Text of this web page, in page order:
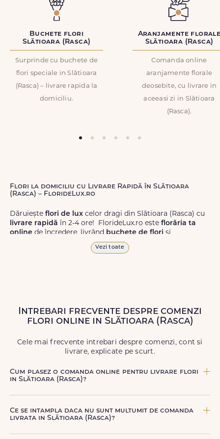
Buchete flori
Slătioara (Rasca)
Surprinde cu buchete de
flori speciale in Slătioara
(Rasca) – livrare rapida la
domiciliu.
Aranjamente
Slătioara (Rasca)
Comanda online
aranjamente florale
deosebite, cu livrare in
aceeasi zi in Slătioara
(Rasca).
Flori la domiciliu cu Livrare Rapidă în Slătioara
(Rasca) – FlorideLux.ro
Dăruiește flori de lux celor dragi din Slătioara (Rasca) cu
livrare rapidă în 2-4 ore! FlorideLux.ro este florăria ta
online de încredere, livrând buchete de flori și
de calitate superioară în Slătioara
(Rasca) și în toată România.
Livrăm buchete de flori chiar și înweekend, pentru ca tu
Vezi toate
Intrebari frecvente despre comenzi
flori online in Slătioara (Rasca)
Cele mai frecvente intrebari despre comenzi, cont si
livrare, explicate pe scurt.
Cum plasez o comanda online pentru livrare flori
in Slătioara (Rasca)?
produsul dorit, data si intervalul de livrare si adresa din
Slătioara (Rasca). sau poti plasa comanda telefonic, la nr.
Ce se intampla daca nu sunt multumit de comanda
livrata in Slătioara (Rasca)?